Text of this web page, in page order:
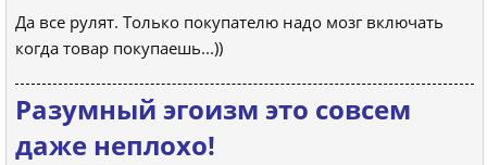
Да все рулят. Только покупателю надо мозг включать
когда товар покупаешь...))
Разумный эгоизм это совсем
даже неплохо!